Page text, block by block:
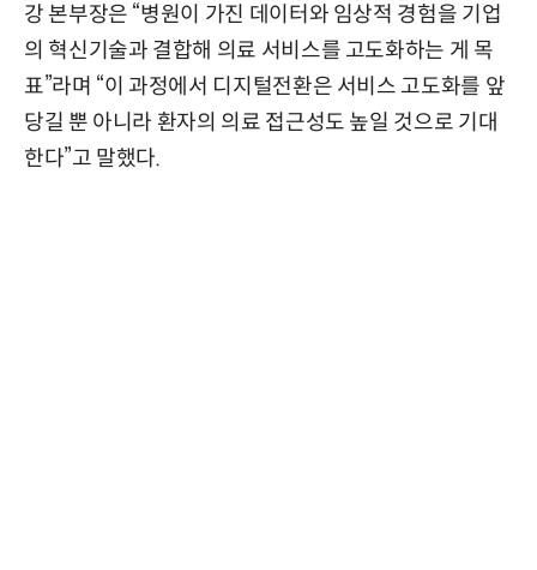
강 본부장은 “병원이 가진 데이터와 임상적 경험을 기업
의 혁신기술과 결합해 의료 서비스를 고도화하는 게 목
표”라며 “이 과정에서 디지털전환은 서비스 고도화를 앞
당길 뿐 아니라 환자의 의료 접근성도 높일 것으로 기대
한다”고 말했다.